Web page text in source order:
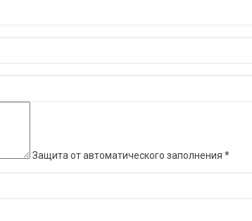
Защита от автоматического заполнения *